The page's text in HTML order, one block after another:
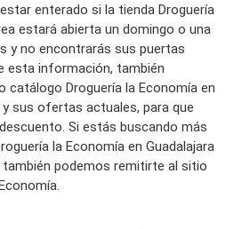
enterado si la tienda Droguería
estará abierta un domingo o una
y no encontrarás sus puertas
esta información, también
catálogo Droguería la Economía en
y sus ofertas actuales, para que
Si estás buscando más
la Economía en Guadalajara
también podemos remitirte al sitio